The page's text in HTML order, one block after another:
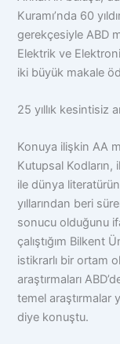
Kuramı’nda 60
gerekçesiyle ABD
Elektrik ve
iki büyük makale
25 yıllık kesintisiz
Konuya ilişkin AA
Kutupsal Kodların,
ile dünya
yıllarından beri
sonucu olduğunu
çalıştığım Bilkent
istikrarlı bir ortam
araştırmaları
temel araştırmalar
diye konuştu.